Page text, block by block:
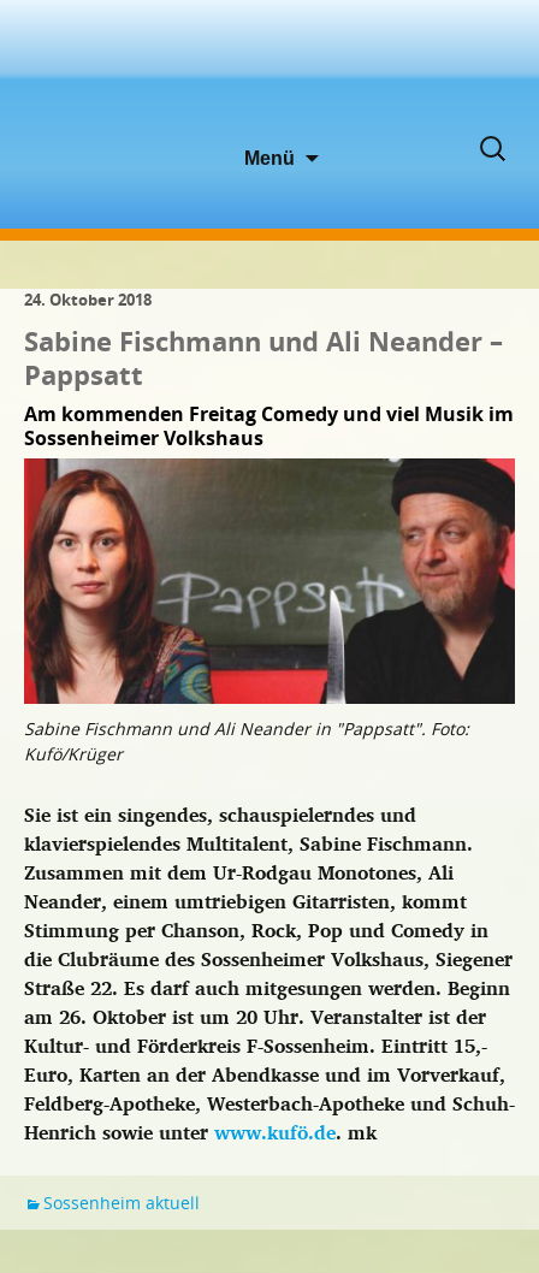
Menü
Suchen
24. Oktober 2018
Sabine Fischmann und Ali Neander –
Pappsatt
Am kommenden Freitag Comedy und viel Musik im
Sossenheimer Volkshaus
Sabine Fischmann und Ali Neander in "Pappsatt". Foto:
Kufö/Krüger
Sie ist ein singendes, schauspielerndes und
klavierspielendes Multitalent, Sabine Fischmann.
Zusammen mit dem Ur-Rodgau Monotones, Ali
Neander, einem umtriebigen Gitarristen, kommt
Stimmung per Chanson, Rock, Pop und Comedy in
die Clubräume des Sossenheimer Volkshaus, Siegener
Straße 22. Es darf auch mitgesungen werden. Beginn
am 26. Oktober ist um 20 Uhr. Veranstalter ist der
Kultur- und Förderkreis F-Sossenheim. Eintritt 15,-
Euro, Karten an der Abendkasse und im Vorverkauf,
Feldberg-Apotheke, Westerbach-Apotheke und Schuh-
Henrich sowie unterwww.kufö.de. mk
Sossenheim aktuell